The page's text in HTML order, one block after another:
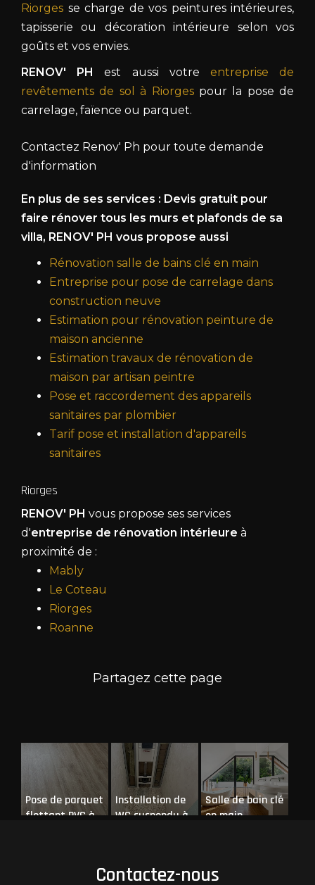
Riorges se charge de vos peintures intérieures,
tapisserie ou décoration intérieure selon vos
goûts et vos envies.
RENOV' PH
est aussi votre entreprise de
revêtements de sol à Riorgespour la pose de
carrelage, faïence ou parquet.
Contactez Renov' Ph pour toute demande
d'information
En plus de ses services : Devis gratuit pour
faire rénover tous les murs et plafonds de sa
villa, RENOV' PH vous propose aussi
Rénovation salle de bains clé en main
Entreprise pour pose de carrelage dans
construction neuve
Estimation pour rénovation peinture de
maison ancienne
Estimation travaux de rénovation de
maison par artisan peintre
Pose et raccordement des appareils
sanitaires par plombier
Tarif pose et installation d'appareils
sanitaires
Riorges
RENOV' PH vous propose ses services
d'entreprise de rénovation intérieure à
proximité de :
Mably
Le Coteau
Riorges
Roanne
Pose de parquet
flottant PVC à
Installation de
WC suspendu à
Salle de bain clé
en main
Contactez-nous